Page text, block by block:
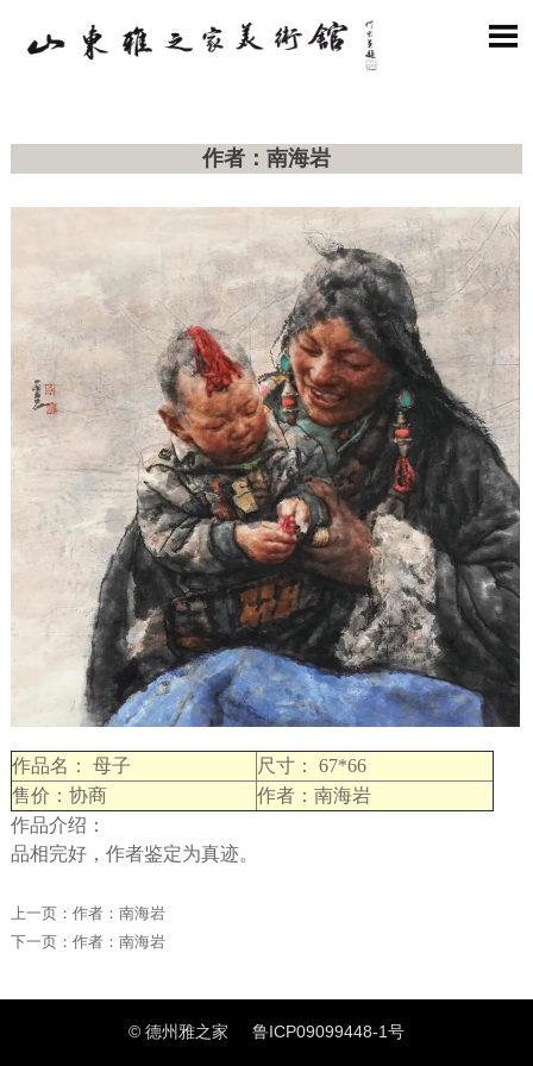

作者：南海岩
作品名： 母子
尺寸： 67*66
售价：协商
作者：南海岩
作品介绍：
品相完好，作者鉴定为真迹。
上一页： 作者：南海岩
下一页： 作者：南海岩
© 德州雅之家 鲁ICP09099448-1号